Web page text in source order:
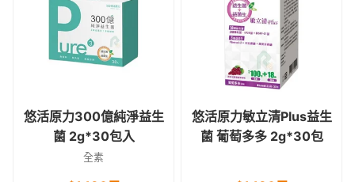
悠活原力300億純淨益生
菌 2g*30包入
全素
悠活原力敏立清Plus益生
菌 葡萄多多 2g*30包